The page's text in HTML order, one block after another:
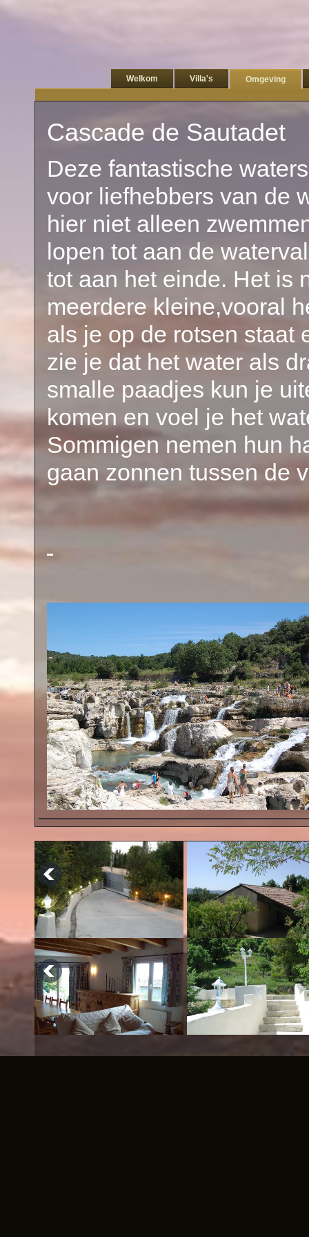
Welkom Villa's Omgeving
Cascade de Sautadet
Deze fantastische
voor liefhebbers van de
hier niet alleen
lopen tot aan de
tot aan het einde. Het is
meerdere kleine,vooral
als je op de rotsen staat
zie je dat het water als
smalle paadjes kun je
komen en voel je het
Sommigen nemen hun
gaan zonnen tussen de